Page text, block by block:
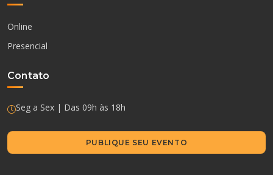
Online
Presencial
Contato
Seg a Sex | Das 09h às 18h
PUBLIQUE SEU EVENTO